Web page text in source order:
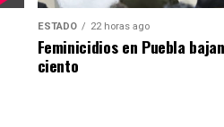
ESTADO 22 horas ago
Feminicidios en Puebla
ciento